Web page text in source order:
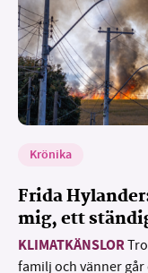
Krönika
Frida
mig, ett
KLIMATKÄNSLOR
familj och vänner går